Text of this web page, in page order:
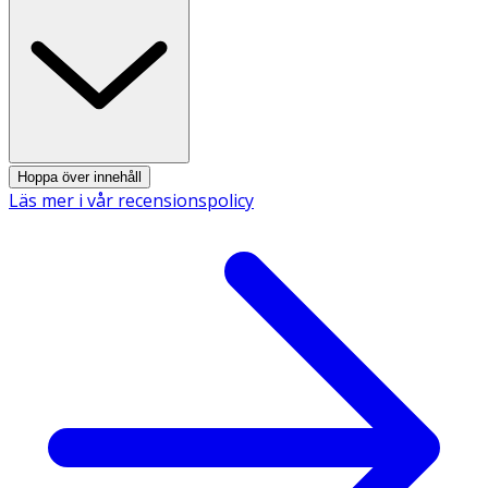
Panthenol, Glycerin, Cetrimonium Chloride,
Behentrimonium Chloride, Dimethicone, Dimethiconol,
Butylene Glycol, Amodimethicone/Morpholinomethyl
Silsesquioxane Copolymer, Trideceth-5, Pentaerythrityl
Tetra-Di-T-Butyl Hydroxyhydrocinnamate, Citric Acid,
Phenoxyethanol.
Hoppa över innehåll
Läs mer i vår recensionspolicy